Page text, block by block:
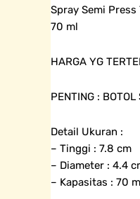
Spray Semi
70 ml
HARGA YG
PENTING :
Detail Ukuran :
– Tinggi : 7.8 cm
– Diameter : 4.4
– Kapasitas : 70